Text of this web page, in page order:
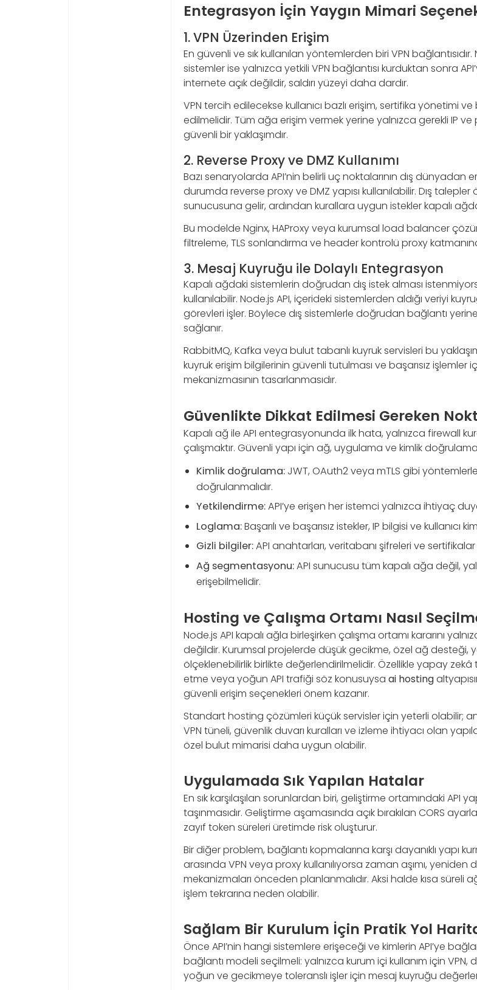
Entegrasyon İçin Yaygın Mimari
1. VPN Üzerinden Erişim
En güvenli ve sık kullanılan yöntemlerden biri VPN bağlantısıdır.
sistemler ise yalnızca yetkili VPN bağlantısı kurduktan sonra
internete açık değildir, saldırı yüzeyi daha dardır.
VPN tercih edilecekse kullanıcı bazlı erişim, sertifika yönetimi
edilmelidir. Tüm ağa erişim vermek yerine yalnızca gerekli IP
güvenli bir yaklaşımdır.
2. Reverse Proxy ve DMZ Kullanımı
Bazı senaryolarda API’nin belirli uç noktalarının dış dünyadan
durumda reverse proxy ve DMZ yapısı kullanılabilir. Dış
sunucusuna gelir, ardından kurallara uygun istekler kapalı
Bu modelde Nginx, HAProxy veya kurumsal load balancer
filtreleme, TLS sonlandırma ve header kontrolü proxy
3. Mesaj Kuyruğu ile Dolaylı Entegrasyon
Kapalı ağdaki sistemlerin doğrudan dış istek alması
kullanılabilir. Node.js API, içerideki sistemlerden aldığı veriyi
görevleri işler. Böylece dış sistemlerle doğrudan bağlantı
sağlanır.
RabbitMQ, Kafka veya bulut tabanlı kuyruk servisleri bu
kuyruk erişim bilgilerinin güvenli tutulması ve başarısız
mekanizmasının tasarlanmasıdır.
Güvenlikte Dikkat Edilmesi Gereken
Kapalı ağ ile API entegrasyonunda ilk hata, yalnızca firewall
çalışmaktır. Güvenli yapı için ağ, uygulama ve kimlik doğrulama
Kimlik doğrulama:JWT, OAuth2 veya mTLS gibi
doğrulanmalıdır.
Yetkilendirme:API’ye erişen her istemci yalnızca ihtiyaç
Loglama:Başarılı ve başarısız istekler, IP bilgisi ve kullanıcı
Gizli bilgiler:API anahtarları, veritabanı şifreleri ve
Ağ segmentasyonu:API sunucusu tüm kapalı ağa değil,
erişebilmelidir.
Hosting ve Çalışma Ortamı Nasıl
Node.js API kapalı ağla birleşirken çalışma ortamı kararını
değildir. Kurumsal projelerde düşük gecikme, özel ağ desteği,
ölçeklenebilirlik birlikte değerlendirilmelidir. Özellikle yapay zekâ
etme veya yoğun API trafiği söz konusuysa ai hosting
güvenli erişim seçenekleri önem kazanır.
Standart hosting çözümleri küçük servisler için yeterli olabilir;
VPN tüneli, güvenlik duvarı kuralları ve izleme ihtiyacı olan
özel bulut mimarisi daha uygun olabilir.
Uygulamada Sık Yapılan Hatalar
En sık karşılaşılan sorunlardan biri, geliştirme ortamındaki API
taşınmasıdır. Geliştirme aşamasında açık bırakılan CORS
zayıf token süreleri üretimde risk oluşturur.
Bir diğer problem, bağlantı kopmalarına karşı dayanıklı yapı
arasında VPN veya proxy kullanılıyorsa zaman aşımı, yeniden
mekanizmaları önceden planlanmalıdır. Aksi halde kısa süreli
işlem tekrarına neden olabilir.
Sağlam Bir Kurulum İçin Pratik Yol
Önce API’nin hangi sistemlere erişeceği ve kimlerin API’ye
bağlantı modeli seçilmeli: yalnızca kurum içi kullanım için VPN,
yoğun ve gecikmeye toleranslı işler için mesaj kuyruğu